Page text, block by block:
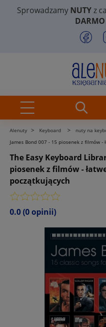
Sprowadzamy NUTYz
Alenuty > Keyboard > nuty na
James Bond 007 - 15 piosenek z filmów
The Easy Keyboard
piosenek z filmów -
początkujących
0.0(0 opinii)